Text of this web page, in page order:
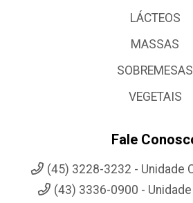
LÁCTEOS
MASSAS
SOBREMESAS
VEGETAIS
Fale
(45) 3228-3232 - Unidade
(43) 3336-0900 - Unidade